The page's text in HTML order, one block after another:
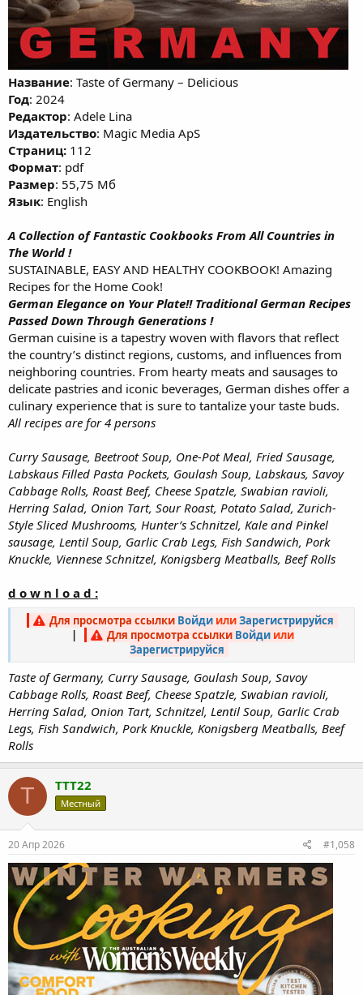
Название: Taste of Germany – Delicious
Год: 2024
Редактор: Adele Lina
Издательство: Magic Media ApS
Cтраниц: 112
Формат: pdf
Размер: 55,75 Мб
Язык: English
A Collection of Fantastic Cookbooks From All Countries in
The World !
SUSTAINABLE, EASY AND HEALTHY COOKBOOK! Amazing
Recipes for the Home Cook!
German Elegance on Your Plate!! Traditional German Recipes
Passed Down Through Generations !
German cuisine is a tapestry woven with flavors that reflect
the country’s distinct regions, customs, and influences from
neighboring countries. From hearty meats and sausages to
delicate pastries and iconic beverages, German dishes offer a
culinary experience that is sure to tantalize your taste buds.
All recipes are for 4 persons
Curry Sausage, Beetroot Soup, One-Pot Meal, Fried Sausage,
Labskaus Filled Pasta Pockets, Goulash Soup, Labskaus, Savoy
Cabbage Rolls, Roast Beef, Cheese Spatzle, Swabian ravioli,
Herring Salad, Onion Tart, Sour Roast, Potato Salad, Zurich-
Style Sliced Mushrooms, Hunter’s Schnitzel, Kale and Pinkel
sausage, Lentil Soup, Garlic Crab Legs, Fish Sandwich, Pork
Knuckle, Viennese Schnitzel, Konigsberg Meatballs, Beef Rolls
d o w n l o a d :
Для просмотра ссылки Войди илиЗарегистрируйся
|
Для просмотра ссылки Войди или
Зарегистрируйся
Taste of Germany, Curry Sausage, Goulash Soup, Savoy
Cabbage Rolls, Roast Beef, Cheese Spatzle, Swabian ravioli,
Herring Salad, Onion Tart, Schnitzel, Lentil Soup, Garlic Crab
Legs, Fish Sandwich, Pork Knuckle, Konigsberg Meatballs, Beef
Rolls
T TTT22
Местный
20 Апр 2026 #1,058